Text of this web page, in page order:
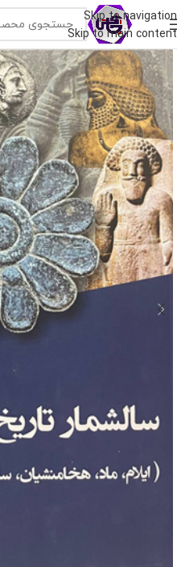
Skip to navigation
Skip to main content